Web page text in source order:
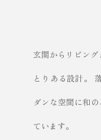
玄関からリビング
とりある設計。
ダンな空間に和
ています。